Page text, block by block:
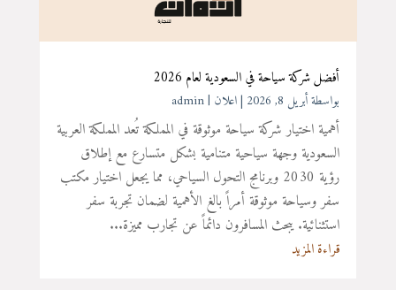
أفضل شركة سياحة في السعودية لعام 2026
بواسطة ‪ admin | ‏أبريل 8, 2026 |اعلان
أهمية اختيار شركة سياحة موثوقة في المملكة تُعد المملكة العربية
السعودية وجهة سياحية متنامية بشكل متسارع مع إطلاق
رؤية 2030 وبرنامج التحول السياحي، مما يجعل اختيار مكتب
سفر وسياحة موثوقة أمراً بالغ الأهمية لضمان تجربة سفر
استثنائية. يبحث المسافرون دائماً عن تجارب مميزة...
قراءة المزيد